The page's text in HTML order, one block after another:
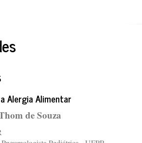
Alergia Alimentar
de Souza